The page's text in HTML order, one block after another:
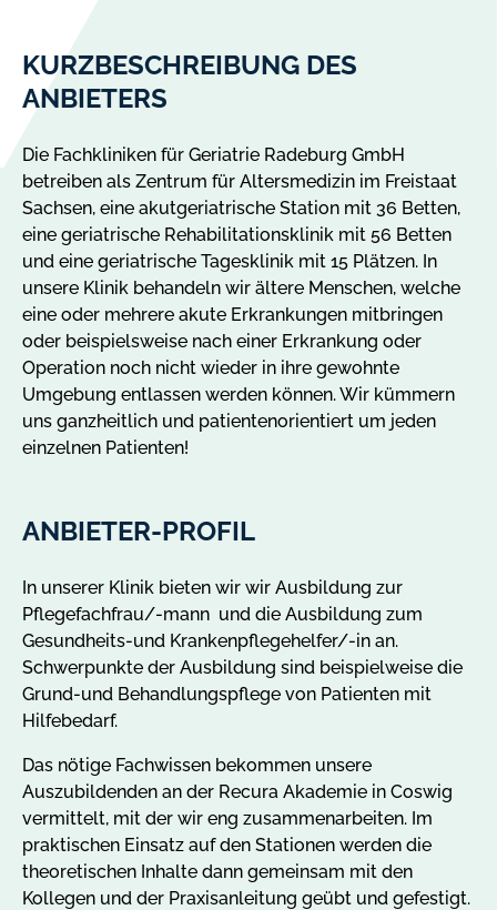
KURZBESCHREIBUNG DES
ANBIETERS
Die Fachkliniken für Geriatrie Radeburg GmbH
betreiben als Zentrum für Altersmedizin im Freistaat
Sachsen, eine akutgeriatrische Station mit 36 Betten,
eine geriatrische Rehabilitationsklinik mit 56 Betten
und eine geriatrische Tagesklinik mit 15 Plätzen. In
unsere Klinik behandeln wir ältere Menschen, welche
eine oder mehrere akute Erkrankungen mitbringen
oder beispielsweise nach einer Erkrankung oder
Operation noch nicht wieder in ihre gewohnte
Umgebung entlassen werden können. Wir kümmern
uns ganzheitlich und patientenorientiert um jeden
einzelnen Patienten!
ANBIETER-PROFIL
In unserer Klinik bieten wir wir Ausbildung zur
Pflegefachfrau/-mann und die Ausbildung zum
Gesundheits-und Krankenpflegehelfer/-in an.
Schwerpunkte der Ausbildung sind beispielweise die
Grund-und Behandlungspflege von Patienten mit
Hilfebedarf.
Das nötige Fachwissen bekommen unsere
Auszubildenden an der Recura Akademie in Coswig
vermittelt, mit der wir eng zusammenarbeiten. Im
praktischen Einsatz auf den Stationen werden die
theoretischen Inhalte dann gemeinsam mit den
Kollegen und der Praxisanleitung geübt und gefestigt.